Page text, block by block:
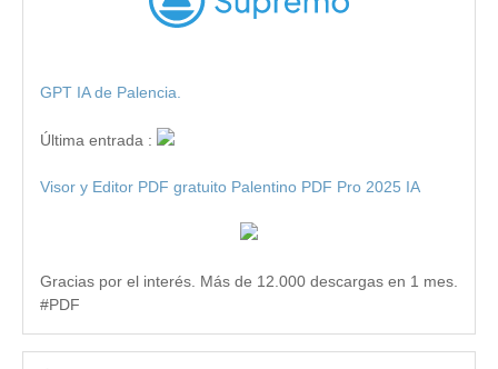
GPT IA de Palencia.
Última entrada :
Visor y Editor PDF gratuito Palentino PDF Pro 2025 IA
Gracias por el interés. Más de 12.000 descargas en 1 mes.
#PDF